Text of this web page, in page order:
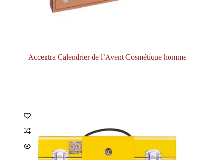
Accentra Calendrier de l’Avent Cosmétique homme